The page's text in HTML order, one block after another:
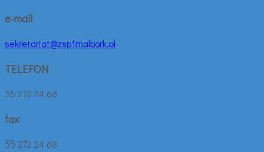
e-mail
sekretariat@zsp1malbork.pl
TELEFON
55 272 24 68
fax
55 272 24 68